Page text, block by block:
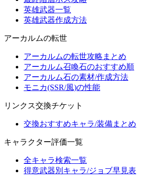
英雄武器一覧
英雄武器作成方法
アーカルムの転世
アーカルムの転世攻略まとめ
アーカルム召喚石のおすすめ順
アーカルム石の素材/作成方法
モニカ(SSR/風)の性能
リンクス交換チケット
交換おすすめキャラ/装備まとめ
キャラクター評価一覧
全キャラ検索一覧
得意武器別キャラ/ジョブ早見表